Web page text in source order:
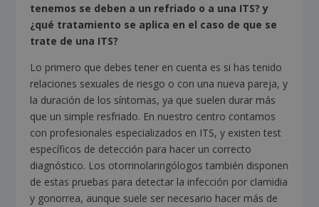
tenemos se deben a un refriado o a una ITS? y
¿qué tratamiento se aplica en el caso de que se
trate de una ITS?
Lo primero que debes tener en cuenta es si has tenido
relaciones sexuales de riesgo o con una nueva pareja, y
la duración de los síntomas, ya que suelen durar más
que un simple resfriado. En nuestro centro contamos
con profesionales especializados en ITS, y existen test
específicos de detección para hacer un correcto
diagnóstico. Los otorrinolaringólogos también disponen
de estas pruebas para detectar la infección por clamidia
y gonorrea, aunque suele ser necesario hacer más de